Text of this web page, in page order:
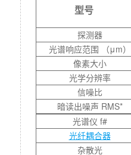
型号
探测器
光谱响应范围 （μm）
像素大小
光学分辨率
信噪比
暗读出噪声 RMS*
光谱仪 f#
光纤耦合器
杂散光